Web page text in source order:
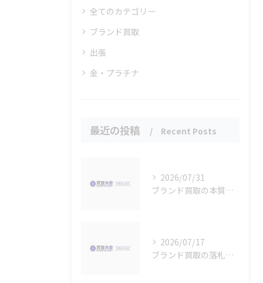
全てのカテゴリー
ブランド買取
出張
金・プラチナ
最近の投稿 Recent Posts
2026/07/31
ブランド買取の本質を見極める査定基準と店舗ごとの違いを徹底解説
2026/07/17
ブランド買取の落札で最大額を狙う効果的な方法とAI査定活用術